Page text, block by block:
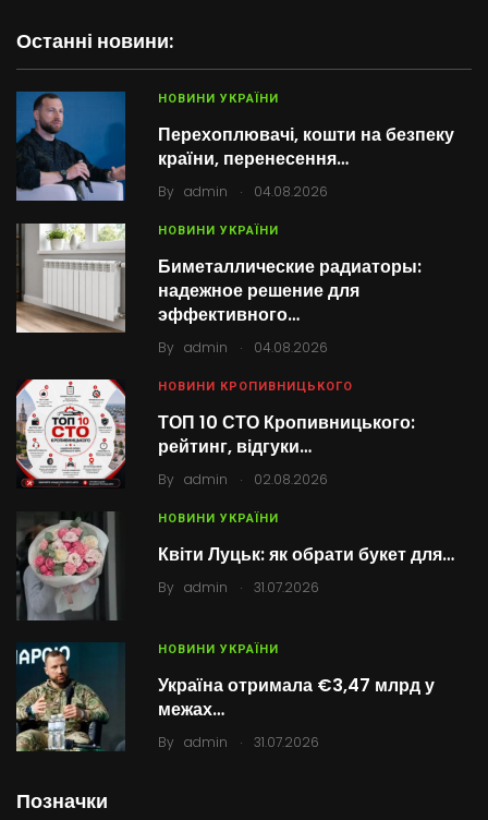
Останні новини:
НОВИНИ УКРАЇНИ
Перехоплювачі, кошти на безпеку
країни, перенесення…
By admin . 04.08.2026
НОВИНИ УКРАЇНИ
Биметаллические радиаторы:
надежное решение для
эффективного…
By admin . 04.08.2026
НОВИНИ КРОПИВНИЦЬКОГО
ТОП 10 СТО Кропивницького:
рейтинг, відгуки…
By admin . 02.08.2026
НОВИНИ УКРАЇНИ
Квіти Луцьк: як обрати букет для…
By admin . 31.07.2026
НОВИНИ УКРАЇНИ
Україна отримала €3,47 млрд у
межах…
By admin . 31.07.2026
Позначки